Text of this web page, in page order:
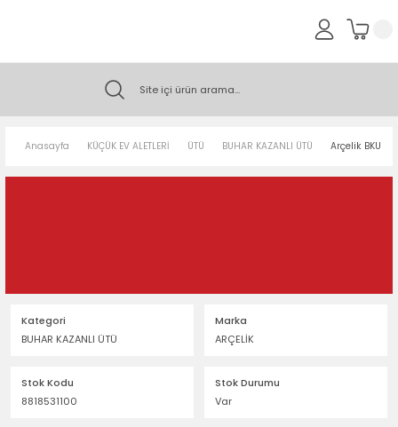
Anasayfa KÜÇÜK EV ALETLERİ ÜTÜ BUHAR KAZANLI ÜTÜ Arçelik BKU
Kategori
BUHAR KAZANLI ÜTÜ
Marka
ARÇELİK
Stok Kodu
8818531100
Stok Durumu
Var